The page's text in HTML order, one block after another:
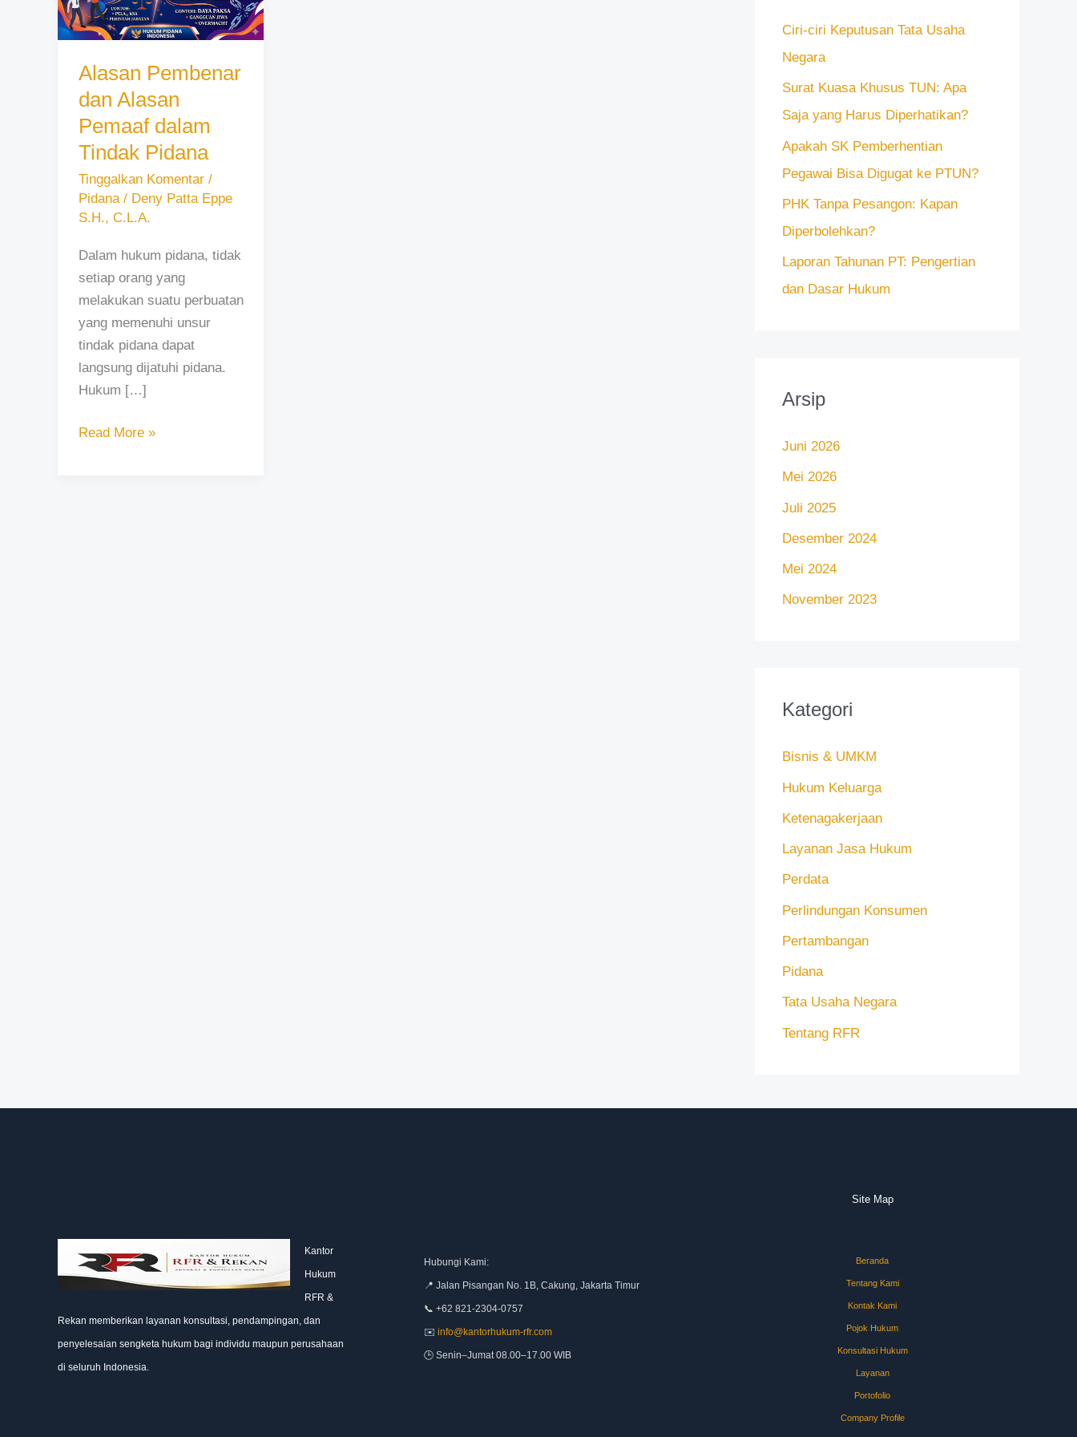
Alasan Pembenar
dan Alasan
Pemaaf dalam
Tindak Pidana
Tinggalkan Komentar /
Pidana/ Deny Patta Eppe
S.H., C.L.A.
Dalam hukum pidana, tidak
setiap orang yang
melakukan suatu perbuatan
yang memenuhi unsur
tindak pidana dapat
langsung dijatuhi pidana.
Hukum […]
Pemaaf
Tindak
Pidana
Read More »
t
u
k
:
Ciri-ciri Keputusan Tata Usaha
Negara
Surat Kuasa Khusus TUN: Apa
Saja yang Harus Diperhatikan?
Apakah SK Pemberhentian
Pegawai Bisa Digugat ke PTUN?
PHK Tanpa Pesangon: Kapan
Diperbolehkan?
Laporan Tahunan PT: Pengertian
dan Dasar Hukum
Arsip
Juni 2026
Mei 2026
Juli 2025
Desember 2024
Mei 2024
November 2023
Kategori
Bisnis & UMKM
Hukum Keluarga
Ketenagakerjaan
Layanan Jasa Hukum
Perdata
Perlindungan Konsumen
Pertambangan
Pidana
Tata Usaha Negara
Tentang RFR
Kantor
Hukum
RFR &
Rekan memberikan layanan konsultasi, pendampingan, dan
penyelesaian sengketa hukum bagi individu maupun perusahaan
di seluruh Indonesia.
Hubungi Kami:
📍 Jalan Pisangan No. 1B, Cakung, Jakarta Timur
📞 +62 821-2304-0757
✉️ info@kantorhukum-rfr.com
🕒 Senin–Jumat 08.00–17.00 WIB
Site Map
Beranda
Tentang Kami
Kontak Kami
Pojok Hukum
Konsultasi Hukum
Layanan
Portofolio
Company Profile